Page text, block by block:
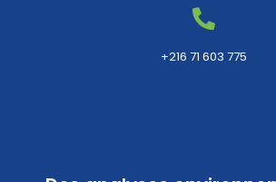
+216 71 603 775